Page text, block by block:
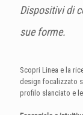
Dispositivi di
sue forme.
Scopri Linea e la
design focalizzato
profilo slanciato e